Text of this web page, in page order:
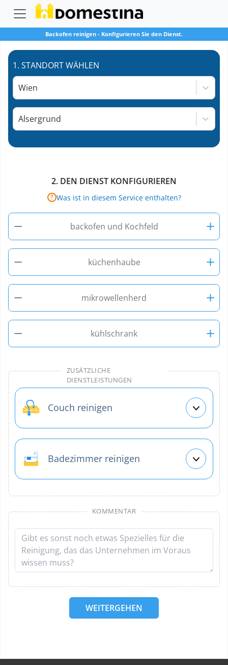
Backofen reinigen - Konfigurieren Sie den Dienst.
1. STANDORT WÄHLEN
Wien
Alsergrund
2. DEN DIENST KONFIGURIEREN
? Was ist in diesem Service enthalten?
− backofen und Kochfeld
+
−
küchenhaube
+
−
mikrowellenherd
+
−
kühlschrank +
ZUSÄTZLICHE
DIENSTLEISTUNGEN
Couch reinigen
Badezimmer reinigen
KOMMENTAR
WEITERGEHEN